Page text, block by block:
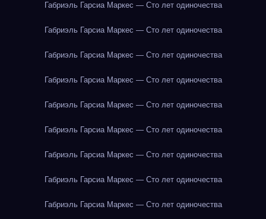
Габриэль Гарсиа Маркес — Сто лет одиночества
Габриэль Гарсиа Маркес — Сто лет одиночества
Габриэль Гарсиа Маркес — Сто лет одиночества
Габриэль Гарсиа Маркес — Сто лет одиночества
Габриэль Гарсиа Маркес — Сто лет одиночества
Габриэль Гарсиа Маркес — Сто лет одиночества
Габриэль Гарсиа Маркес — Сто лет одиночества
Габриэль Гарсиа Маркес — Сто лет одиночества
Габриэль Гарсиа Маркес — Сто лет одиночества